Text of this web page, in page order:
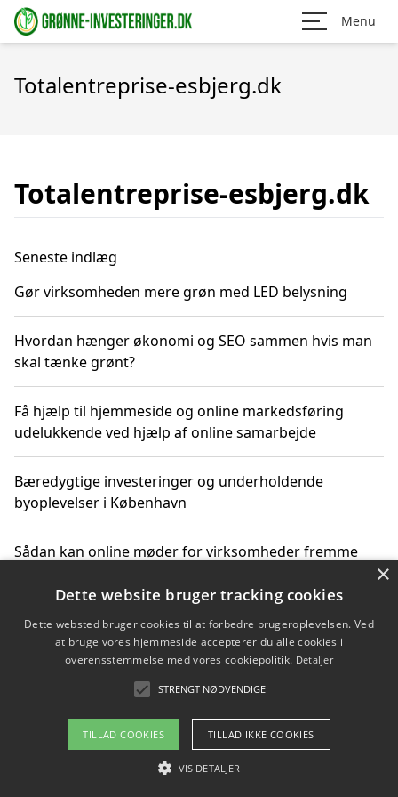
Menu
Totalentreprise-esbjerg.dk
Totalentreprise-esbjerg.dk
Seneste indlæg
Gør virksomheden mere grøn med LED belysning
Hvordan hænger økonomi og SEO sammen hvis man
skal tænke grønt?
Få hjælp til hjemmeside og online markedsføring
udelukkende ved hjælp af online samarbejde
Bæredygtige investeringer og underholdende
byoplevelser i København
Sådan kan online møder for virksomheder fremme
Copyright 2026 - Pilanto Aps
Om / kontakt
×
Dette website bruger tracking cookies
Dette websted bruger cookies til at forbedre brugeroplevelsen. Ved
at bruge vores hjemmeside accepterer du alle cookies i
overensstemmelse med vores cookiepolitik. Detaljer
STRENGT NØDVENDIGE
TILLAD COOKIES TILLAD IKKE COOKIES
VIS DETALJER